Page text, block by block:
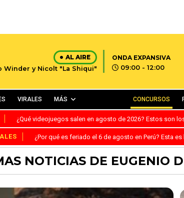
AL AIRE
Winder y Nicolt "La Shiqui"
ONDA EXPANSIVA
09:00 - 12:00
VIRALES MÁS CONCURSOS
¿Qué videojuegos salen en agosto de 2026? Estos son
¿Por qué es feriado el 6 de agosto en Perú? Esta es
NOTICIAS DE EUGENIO